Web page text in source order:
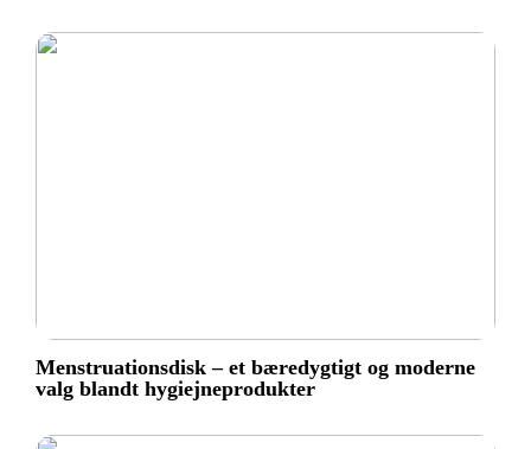
Menstruationsdisk – et bæredygtigt og moderne
valg blandt hygiejneprodukter